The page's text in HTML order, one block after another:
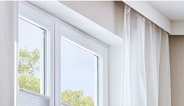
brosúrák
Duette-Impressionen
Sonnenschutz nach Maß